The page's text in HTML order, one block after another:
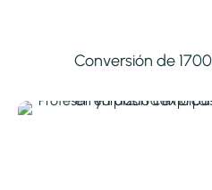
Conversión de